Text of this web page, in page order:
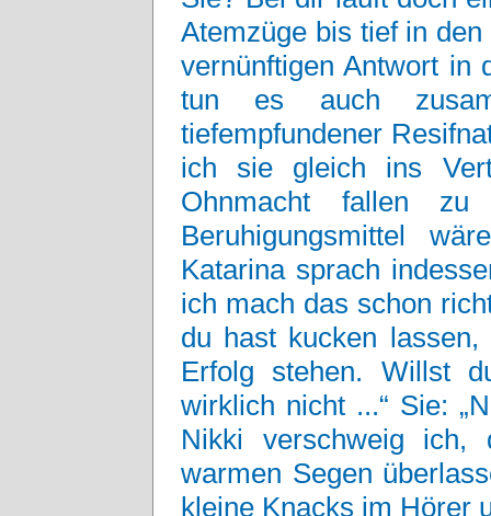
Atemzüge bis tief in
vernünftigen Antwort in
tun es auch
tiefempfundener
ich sie gleich ins
Ohnmacht fallen
Beruhigungsmittel
Katarina sprach
ich mach das schon
du hast kucken
Erfolg stehen. Willst
wirklich nicht ...“ Sie:
Nikki verschweig
warmen Segen
kleine Knacks im Hörer